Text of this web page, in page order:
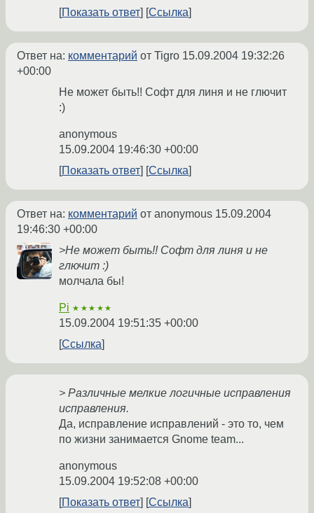
Показать ответ
Ссылка
Ответ на: комментарий от Tigro 15.09.2004 19:32:26
+00:00
Не может быть!! Софт для линя и не глючит
:)
anonymous
15.09.2004 19:46:30 +00:00
Показать ответ
Ссылка
Ответ на: комментарий от anonymous 15.09.2004
19:46:30 +00:00
>Не может быть!! Софт для линя и не
глючит :)
молчала бы!
Pi ★★★★★
15.09.2004 19:51:35 +00:00
Ссылка
> Различные мелкие логичные исправления
исправления.
Да, исправление исправлений - это то, чем
по жизни занимается Gnome team...
anonymous
15.09.2004 19:52:08 +00:00
Показать ответ
Ссылка